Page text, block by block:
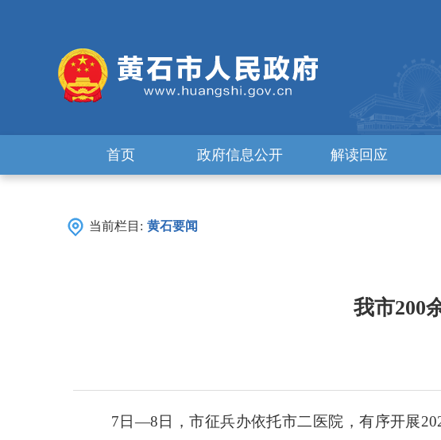
首页 政府信息公开 解读回应
当前栏目: 黄石要闻
我市200
7日—8日，市征兵办依托市二医院，有序开展